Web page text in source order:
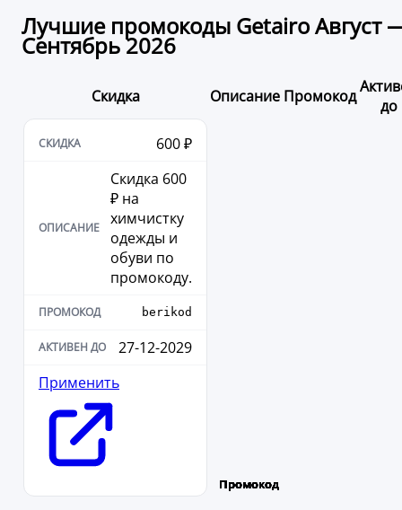
Лучшие промокоды Getairo Август
Сентябрь 2026
Скидка Описание Промокод
до
600 ₽
Скидка 600
₽ на
химчистку
одежды и
обуви по
промокоду.
berikod
27-12-2029
Применить